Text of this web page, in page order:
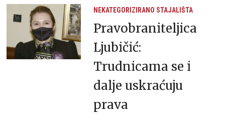
NEKATEGORIZIRANO STAJALIŠTA
Pravobraniteljica
Ljubičić:
Trudnicama se i
dalje uskraćuju
prava